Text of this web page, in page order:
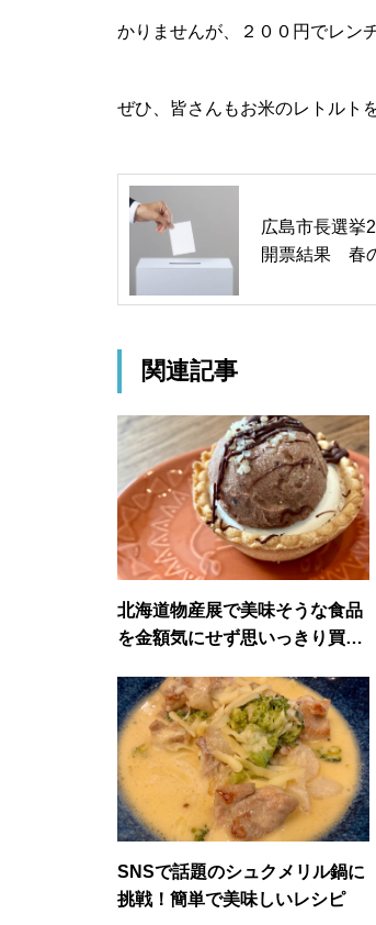
かりませんが、２００円でレン
ぜひ、皆さんもお米のレトルト
広島市長選挙
開票結果 春
関連記事
北海道物産展で美味そうな食品
を金額気にせず思いっきり買っ
SNSで話題のシュクメリル鍋に
挑戦！簡単で美味しいレシピ